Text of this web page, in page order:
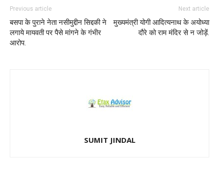
Previous article
बसपा के पुराने नेता नसीमुद्दीन सिद्दकी ने
लगाये मायवती पर पैसे मांगने के गंभीर
आरोप.
Next article
मुख्यमंत्री योगी आदित्यनाथ के अयोध्या
दौरे को राम मंदिर से न जोड़ें.
SUMIT JINDAL